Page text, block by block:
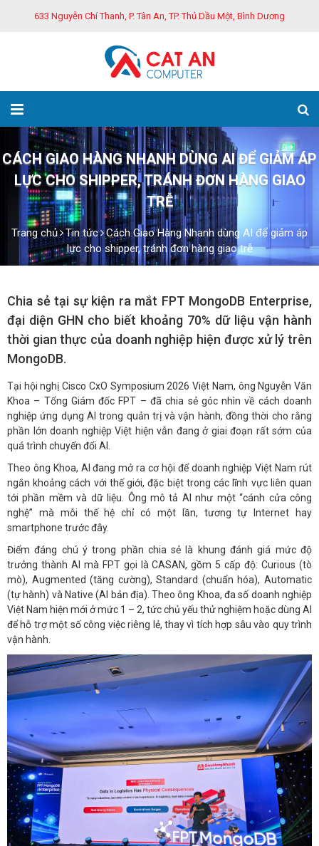
633 Nguyễn Chí Thanh, P. Tân An, TP. Thủ Dầu Một, Bình Dương
CÁCH GIAO HÀNG NHANH DÙNG AI ĐỂ GIẢM ÁP
LỰC CHO SHIPPER, TRÁNH ĐƠN HÀNG GIAO
TRỄ
Trang chủ Tin tức
Cách Giao Hàng Nhanh dùng AI để giảm áp
lực cho shipper, tránh đơn hàng giao trễ
Chia sẻ tại sự kiện ra mắt FPT MongoDB Enterprise,
đại diện GHN cho biết khoảng 70% dữ liệu vận hành
thời gian thực của doanh nghiệp hiện được xử lý trên
MongoDB.
Tại hội nghị Cisco CxO Symposium 2026 Việt Nam, ông Nguyễn Văn
Khoa – Tổng Giám đốc FPT – đã chia sẻ góc nhìn về cách doanh
nghiệp ứng dụng AI trong quản trị và vận hành, đồng thời cho rằng
phần lớn doanh nghiệp Việt hiện vẫn đang ở giai đoạn rất sớm của
quá trình chuyển đổi AI.
Theo ông Khoa, AI đang mở ra cơ hội để doanh nghiệp Việt Nam rút
ngắn khoảng cách với thế giới, đặc biệt trong các lĩnh vực liên quan
tới phần mềm và dữ liệu. Ông mô tả AI như một “cánh cửa công
nghệ” mà mỗi thế hệ chỉ có một lần, tương tự Internet hay
smartphone trước đây.
Điểm đáng chú ý trong phần chia sẻ là khung đánh giá mức độ
trưởng thành AI mà FPT gọi là CASAN, gồm 5 cấp độ: Curious (tò
mò), Augmented (tăng cường), Standard (chuẩn hóa), Automatic
(tự hành) và Native (AI bản địa). Theo ông Khoa, đa số doanh nghiệp
Việt Nam hiện mới ở mức 1 – 2, tức chủ yếu thử nghiệm hoặc dùng AI
để hỗ trợ một số công việc riêng lẻ, thay vì tích hợp sâu vào quy trình
vận hành.